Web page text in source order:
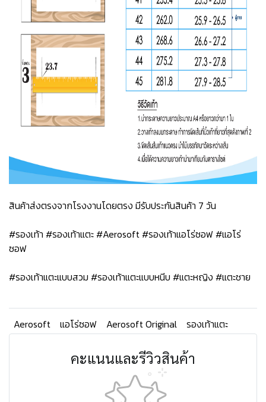
สินค้าส่งตรงจากโรงงานโดยตรง มีรับประกันสินค้า 7 วัน
#รองเท้า #รองเท้าแตะ #Aerosoft #รองเท้าแอโร่ซอฟ #แอโร่
ซอฟ
#รองเท้าแตะแบบสวม #รองเท้าแตะแบบหนีบ #แตะหญิง #แตะชาย
Aerosoft แอโร่ซอฟ Aerosoft Original รองเท้าแตะ
คะแนนและรีวิวสินค้า